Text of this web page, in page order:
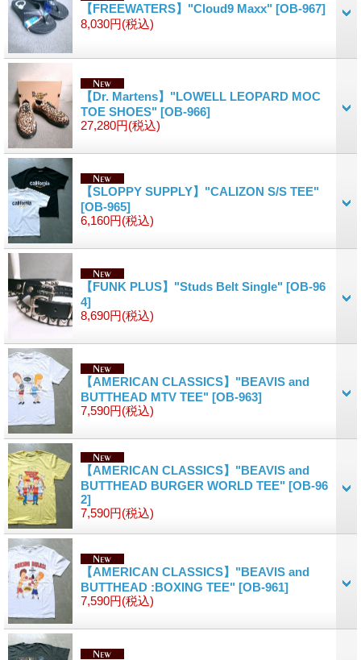
【FREEWATERS】"Cloud9 Maxx" [OB-967]
8,030円(税込)
【Dr. Martens】"LOWELL LEOPARD MOC
TOE SHOES" [OB-966]
27,280円(税込)
【SLOPPY SUPPLY】"CALIZON S/S TEE"
[OB-965]
6,160円(税込)
【FUNK PLUS】"Studs Belt Single" [OB-96
4]
8,690円(税込)
【AMERICAN CLASSICS】"BEAVIS and
BUTTHEAD MTV TEE" [OB-963]
7,590円(税込)
【AMERICAN CLASSICS】"BEAVIS and
BUTTHEAD BURGER WORLD TEE" [OB-96
2]
7,590円(税込)
【AMERICAN CLASSICS】"BEAVIS and
BUTTHEAD :BOXING TEE" [OB-961]
7,590円(税込)